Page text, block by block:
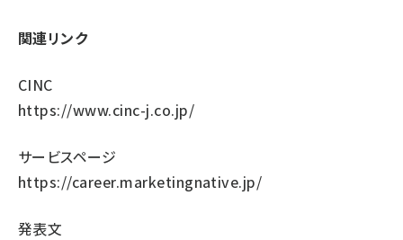
関連リンク
CINC
https://www.cinc-j.co.jp/
サービスページ
https://career.marketingnative.jp/
発表文